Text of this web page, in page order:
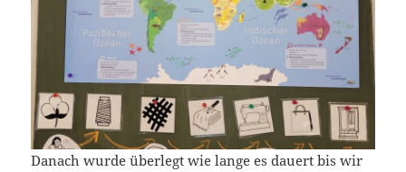
Danach wurde überlegt wie lange es dauert bis wir